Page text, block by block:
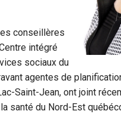
conseillères
intégré
sociaux du
agentes de
Saint-Jean, ont joint
santé du Nord-Est